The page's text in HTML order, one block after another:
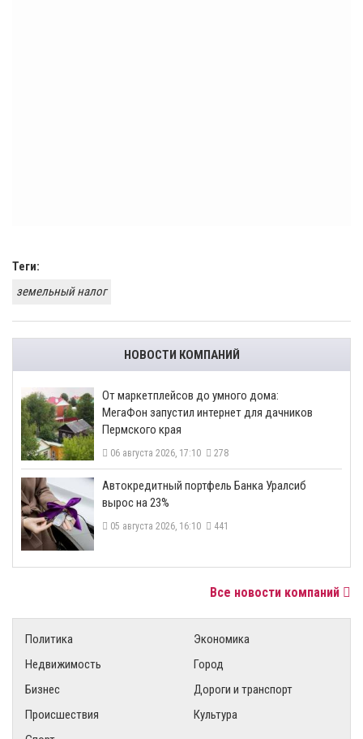
Теги:
земельный налог
НОВОСТИ КОМПАНИЙ
От маркетплейсов до умного дома:
МегаФон запустил интернет для дачников
Пермского края
06 августа 2026, 17:10 278
​Автокредитный портфель Банка Уралсиб
вырос на 23%
05 августа 2026, 16:10 441
Все новости компаний
Политика
Экономика
Недвижимость
Город
Бизнес
Дороги и транспорт
Происшествия
Культура